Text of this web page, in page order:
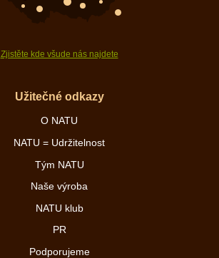
Zjistěte kde všude nás najdete
Užitečné odkazy
O NATU
NATU = Udržitelnost
Tým NATU
Naše výroba
NATU klub
PR
Podporujeme